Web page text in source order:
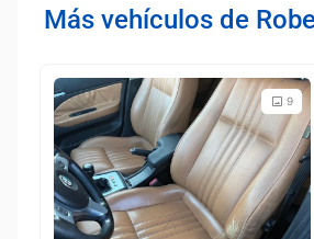
Más vehículos de
9